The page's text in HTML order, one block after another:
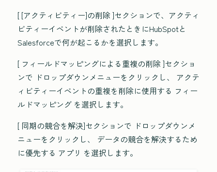
[ [アクティビティー]の削除]セクションで、アクティ
ビティーイベントが削除されたときにHubSpotと
Salesforceで何が起こるかを選択します。
[ フィールドマッピングによる重複の削除]セクショ
ンで ドロップダウンメニューをクリックし、
アクテ
ィビティーイベントの重複を削除に使用する フィー
ルドマッピング を選択します。
[ 同期の競合を解決]セクションで ドロップダウンメ
ニューをクリックし、
データの競合を解決するため
に優先する アプリ を選択します。